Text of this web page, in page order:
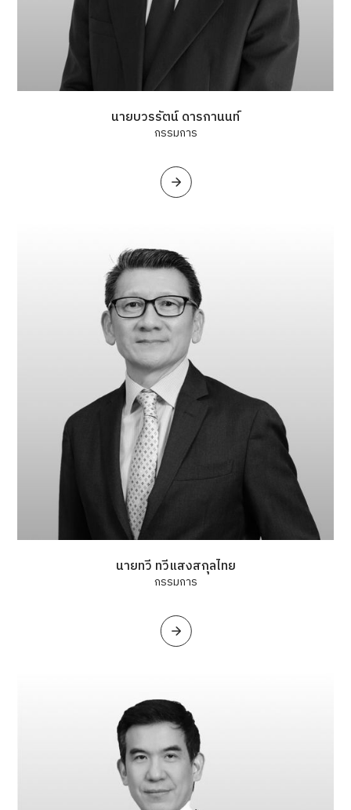
นายบวรรัตน์ ดารกานนท์
กรรมการ
นายทวี ทวีแสงสกุลไทย
กรรมการ